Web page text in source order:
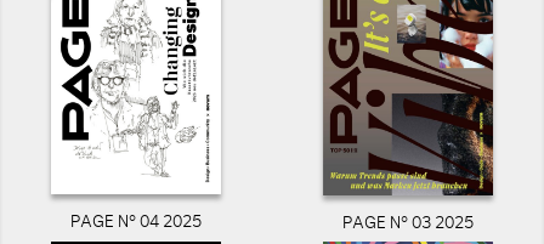
PAGE N° 04 2025 PAGE N° 03 2025